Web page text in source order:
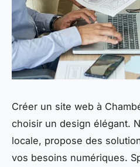
Créer un site web à
choisir un design élégant.
locale, propose des
vos besoins numériques.